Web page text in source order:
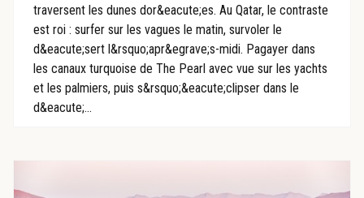
traversent les dunes dor&eacute;es. Au Qatar, le contraste
est roi : surfer sur les vagues le matin, survoler le
d&eacute;sert l&rsquo;apr&egrave;s-midi. Pagayer dans
les canaux turquoise de The Pearl avec vue sur les yachts
et les palmiers, puis s&rsquo;&eacute;clipser dans le
d&eacute;...